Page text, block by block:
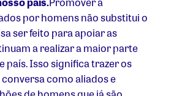
por homens não substitui o
ser feito para apoiar as
a realizar a maior parte
país. Isso significa trazer os
como aliados e